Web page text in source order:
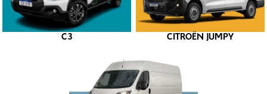
C3 CITROËN JUMPY